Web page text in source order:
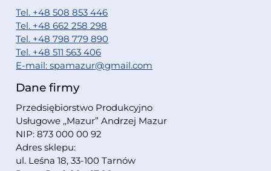
Tel. +48 508 853 446
Tel. +48 662 258 298
Tel. +48 798 779 890
Tel. +48 511 563 406
E-mail: spamazur@gmail.com
Dane firmy
Przedsiębiorstwo Produkcyjno
Usługowe ,,Mazur” Andrzej Mazur
NIP: 873 000 00 92
Adres sklepu:
ul. Leśna 18, 33-100 Tarnów